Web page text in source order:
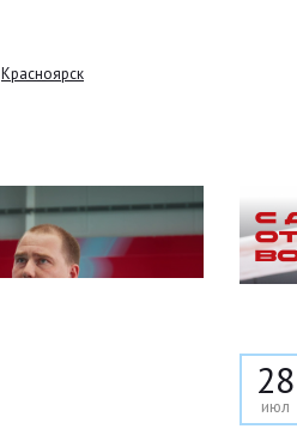
Красноярск
28
июл